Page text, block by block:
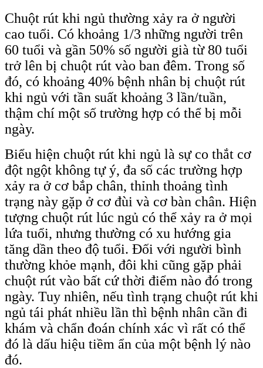
Chuột rút khi ngủ thường xảy ra ở người
cao tuổi. Có khoảng 1/3 những người trên
60 tuổi và gần 50% số người già từ 80 tuổi
trở lên bị chuột rút vào ban đêm. Trong số
đó, có khoảng 40% bệnh nhân bị chuột rút
khi ngủ với tần suất khoảng 3 lần/tuần,
thậm chí một số trường hợp có thể bị mỗi
ngày.
Biểu hiện chuột rút khi ngủ là sự co thắt cơ
đột ngột không tự ý, đa số các trường hợp
xảy ra ở cơ bắp chân, thỉnh thoảng tình
trạng này gặp ở cơ đùi và cơ bàn chân. Hiện
tượng chuột rút lúc ngủ có thể xảy ra ở mọi
lứa tuổi, nhưng thường có xu hướng gia
tăng dần theo độ tuổi. Đối với người bình
thường khỏe mạnh, đôi khi cũng gặp phải
chuột rút vào bất cứ thời điểm nào đó trong
ngày. Tuy nhiên, nếu tình trạng chuột rút khi
ngủ tái phát nhiều lần thì bệnh nhân cần đi
khám và chẩn đoán chính xác vì rất có thể
đó là dấu hiệu tiềm ẩn của một bệnh lý nào
đó.